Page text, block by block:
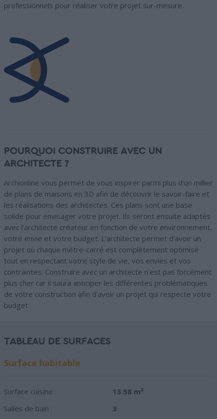
professionnels pour réaliser votre projet sur-mesure.
POURQUOI CONSTRUIRE AVEC UN
ARCHITECTE ?
Archionline vous permet de vous inspirer parmi plus d'un millier
de plans de maisons en 3D afin de découvrir le savoir-faire et
les réalisations des architectes. Ces plans sont une base
solide pour envisager votre projet. Ils seront ensuite adaptés
avec l'architecte créateur en fonction de votre environnement,
votre envie et votre budget. L'architecte permet d'avoir un
projet où chaque mètre-carré est complètement optimisé
tout en respectant votre style de vie, vos envies et vos
contraintes. Construire avec un architecte n'est pas forcément
plus cher car il saura anticiper les différentes problématiques
de votre construction afin d'avoir un projet qui respecte votre
budget
TABLEAU DE SURFACES
Surface habitable
Surface cuisine :
13.58 m²
Salles de bain :
3